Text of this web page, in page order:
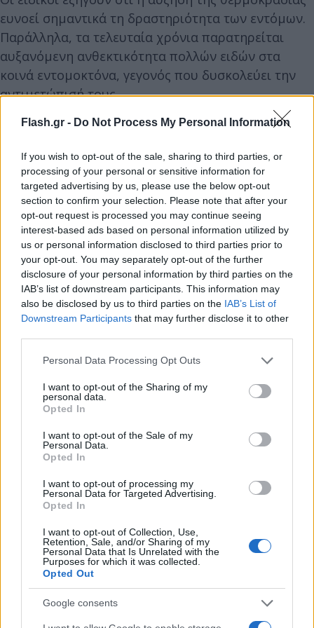
Flash.gr - Do Not Process My Personal Information
If you wish to opt-out of the sale, sharing to third parties, or
processing of your personal or sensitive information for
targeted advertising by us, please use the below opt-out
section to confirm your selection. Please note that after your
opt-out request is processed you may continue seeing
interest-based ads based on personal information utilized by
us or personal information disclosed to third parties prior to
your opt-out. You may separately opt-out of the further
disclosure of your personal information by third parties on the
IAB’s list of downstream participants. This information may
also be disclosed by us to third parties on the IAB’s List of
Downstream Participants that may further disclose it to other
Please note that this website/app uses one or more Google
not limited to your visit or usage behaviour. You may click to
grant or deny consent to Google and its third-party tags to
use your data for below specified purposes in below Google
consent section.
Personal Data Processing Opt Outs
I want to opt-out of the Sharing of my
personal data.
Opted In
I want to opt-out of the Sale of my
Personal Data.
Opted In
I want to opt-out of processing my
Personal Data for Targeted Advertising.
Opted In
I want to opt-out of Collection, Use,
Retention, Sale, and/or Sharing of my
Personal Data that Is Unrelated with the
Purposes for which it was collected.
Opted Out
Google consents
ευνοεί σημαντικά τη δραστηριότητα των εντόμων.
Παράλληλα, τα τελευταία χρόνια παρατηρείται
αυξανόμενη ανθεκτικότητα πολλών ειδών στα
κοινά εντομοκτόνα, γεγονός που δυσκολεύει την
αντιμετώπισή τους.
Οι κατσαρίδες είναι από τα πιο προσαρμοστικά
έντομα στον πλανήτη. Μπορούν να επιβιώσουν